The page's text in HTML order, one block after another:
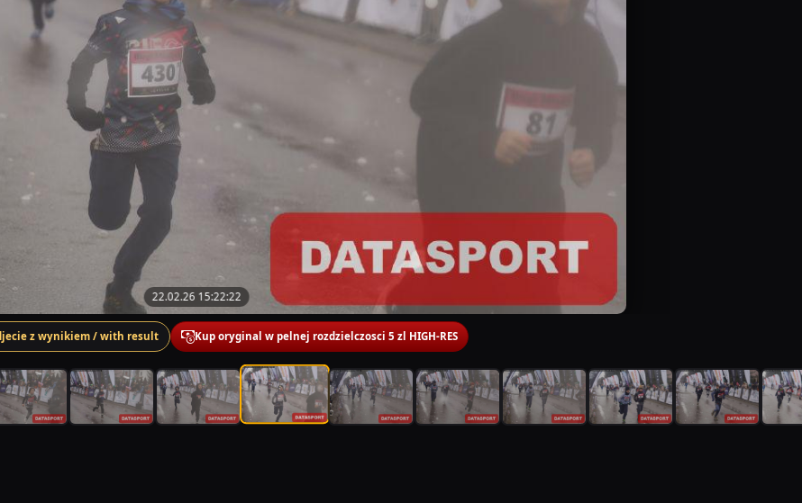
22.02.26 15:22:22
z wynikiem / with result Kup oryginal w pelnej rozdzielczosci 5 zl HIGH-RES